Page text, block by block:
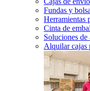
Fundas y
Herramientas
Cinta de
Soluciones de
Alquilar cajas